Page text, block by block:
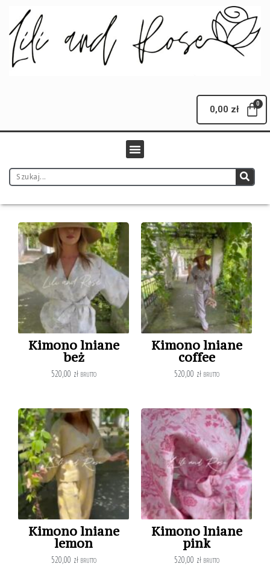
0,00 zł
Kimono lniane
beż
520,00 zł BRUTTO
Kimono lniane
coffee
520,00 zł BRUTTO
Kimono lniane
lemon
520,00 zł BRUTTO
Kimono lniane
pink
520,00 zł BRUTTO